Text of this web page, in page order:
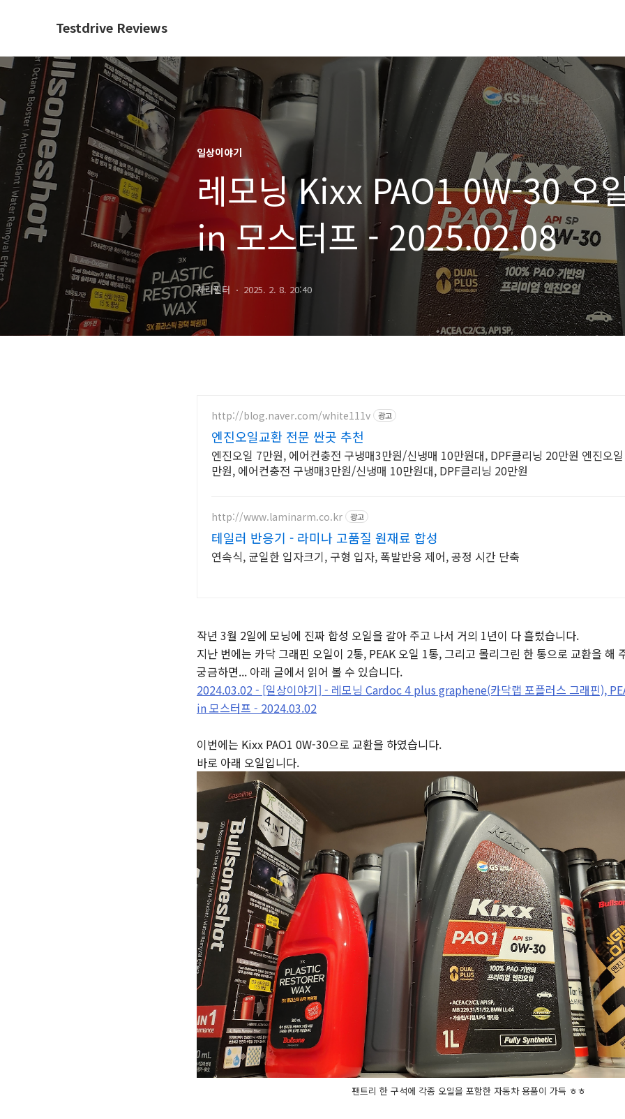
Testdrive Reviews
일상이야기
레모닝 Kixx PAO1 0W-30 오
in 모스터프 - 2025.02.08
체리필터 2025. 2. 8. 20:40
http://blog.naver.com/white111v 광고
엔진오일교환 전문 싼곳 추천
엔진오일 7만원, 에어컨충전 구냉매3만원/신냉매 10만원대, DPF클리닝 20만원 엔진오
만원, 에어컨충전 구냉매3만원/신냉매 10만원대, DPF클리닝 20만원
http://www.laminarm.co.kr 광고
테일러 반응기 - 라미나 고품질 원재료 합성
연속식, 균일한 입자크기, 구형 입자, 폭발반응 제어, 공정 시간 단축
작년 3월 2일에 모닝에 진짜 합성 오일을 갈아 주고 나서 거의 1년이 다 흘렀습니다.
지난 번에는 카닥 그래핀 오일이 2통, PEAK 오일 1통, 그리고 몰리그린 한 통으로 교환을 해
궁금하면... 아래 글에서 읽어 볼 수 있습니다.
2024.03.02 - [일상이야기] - 레모닝 Cardoc 4 plus graphene(카닥랩 포플러스 그래핀),
in 모스터프 - 2024.03.02
이번에는 Kixx PAO1 0W-30으로 교환을 하였습니다.
바로 아래 오일입니다.
팬트리 한 구석에 각종 오일을 포함한 자동차 용품이 가득 ㅎㅎ